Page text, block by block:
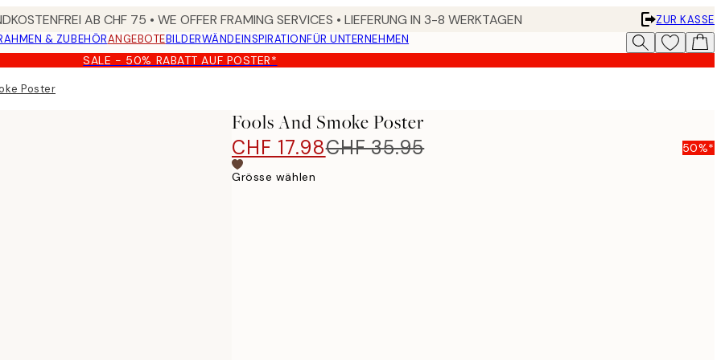
AB CHF 75 • WE OFFER FRAMING SERVICES • LIEFERUNG IN 3-8 WERKTAGEN
ZUR KASSE
& ZUBEHÖRANGEBOTEBILDERWÄNDEINSPIRATIONFÜR UNTERNEHMEN
SALE - 50% RABATT AUF POSTER*
Poster
Fools And Smoke Poster
CHF 17.98CHF 35.95 50%*
Grösse wählen